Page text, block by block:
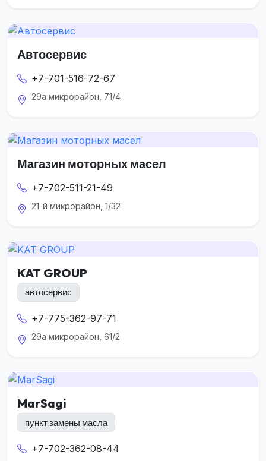
Автосервис
+7-701-516-72-67
29а микрорайон, 71/4
Магазин моторных масел
+7-702-511-21-49
21-й микрорайон, 1/32
KAT GROUP
автосервис
+7-775-362-97-71
29а микрорайон, 61/2
MarSagi
пункт замены масла
+7-702-362-08-44